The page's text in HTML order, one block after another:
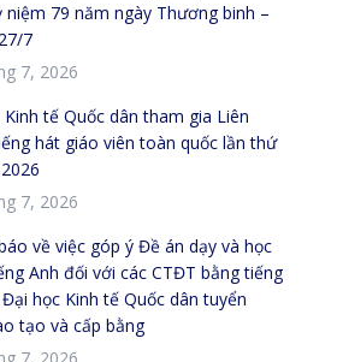
niệm 79 năm ngày Thương binh –
7
7, 2026
tế Quốc dân tham gia Liên
hát giáo viên toàn quốc lần thứ
7, 2026
về việc góp ý Đề án dạy và học
Anh đối với các CTĐT bằng tiếng
học Kinh tế Quốc dân tuyển
tạo và cấp bằng